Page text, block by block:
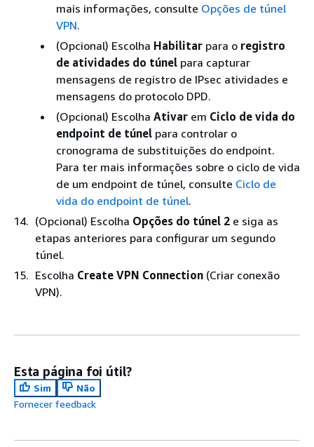
mais informações, consulte Opções de túnel
VPN.
(Opcional) Escolha Habilitar para o registro
de atividades do túnel para capturar
mensagens de registro de IPsec atividades e
mensagens do protocolo DPD.
(Opcional) Escolha Ativar em Ciclo de vida do
endpoint de túnel para controlar o
cronograma de substituições do endpoint.
Para ter mais informações sobre o ciclo de vida
de um endpoint de túnel, consulte Ciclo de
vida do endpoint de túnel.
(Opcional) Escolha Opções do túnel 2 e siga as
etapas anteriores para configurar um segundo
túnel.
Escolha Create VPN Connection (Criar conexão
VPN).
Esta página foi útil?
Sim
Não
Fornecer feedback